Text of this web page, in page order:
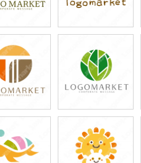
円
込54,780円)
39,800円
(税込43,780円)
円
込54,780円)
49,800円
(税込54,780円)